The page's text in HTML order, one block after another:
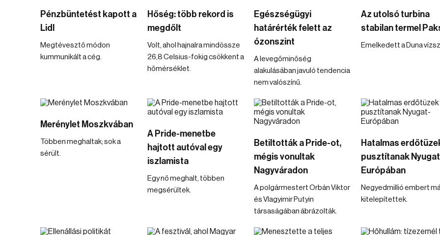
Pénzbüntetést kapott a
Lidl
Megtévesztő módon
kummunikált a cég.
Hőség: több rekord is
megdőlt
Volt, ahol hajnalra mindössze
26,8 Celsius-fokig csökkent a
hőmérséklet.
Egészségügyi
határérték felett az
ózonszint
A levegőminőség
alakulásában javuló tendencia
nem valószínű.
Az utolsó turbina
stabilan termel
Emelkedett a Duna
Merénylet Moszkvában
Többen meghaltak; sok a
sérült.
A Pride-menetbe
hajtott autóval egy
iszlamista
Egy nő meghalt, többen
megsérültek.
Betiltották a Pride-ot,
mégis vonultak
Nagyváradon
A polgármestert Orbán Viktor
és Vlagyimir Putyin
társaságában ábrázolták.
Hatalmas
pusztítanak
Európában
Negyedmillió embert
kitelepítettek.